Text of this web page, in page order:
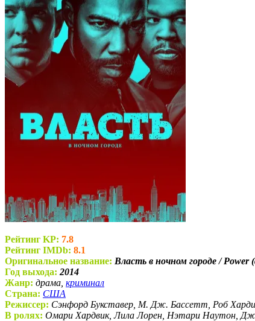
Рейтинг KP: 7.8
Рейтинг IMDb: 8.1
Оригинальное название: Власть в ночном городе / Power
Год выхода: 2014
Жанр: драма, криминал
Страна: США
Режиссер: Сэнфорд Букставер, М. Дж. Бассетт, Роб
В ролях: Омари Хардвик, Лила Лорен, Нэтари Наутон,